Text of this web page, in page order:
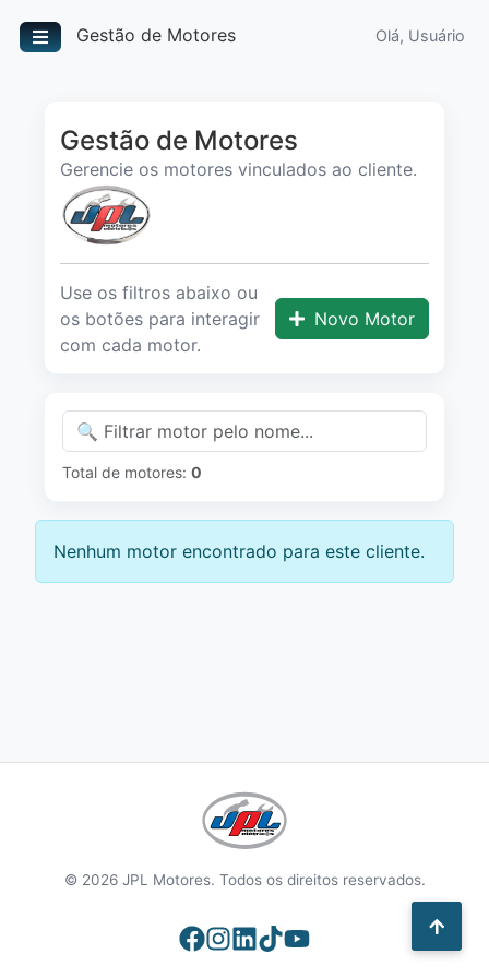
Gestão de Motores Olá, Usuário
Gestão de Motores
Gerencie os motores vinculados ao cliente.
Use os filtros abaixo ou
os botões para interagir
com cada motor.
Novo Motor
Total de motores: 0
Nenhum motor encontrado para este cliente.
© 2026 JPL Motores. Todos os direitos reservados.